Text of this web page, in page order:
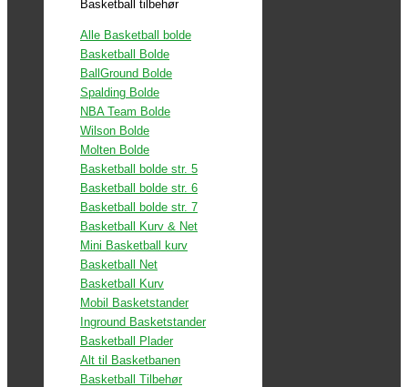
Basketball tilbehør
Alle Basketball bolde
Basketball Bolde
BallGround Bolde
Spalding Bolde
NBA Team Bolde
Wilson Bolde
Molten Bolde
Basketball bolde str. 5
Basketball bolde str. 6
Basketball bolde str. 7
Basketball Kurv & Net
Mini Basketball kurv
Basketball Net
Basketball Kurv
Mobil Basketstander
Inground Basketstander
Basketball Plader
Alt til Basketbanen
Basketball Tilbehør